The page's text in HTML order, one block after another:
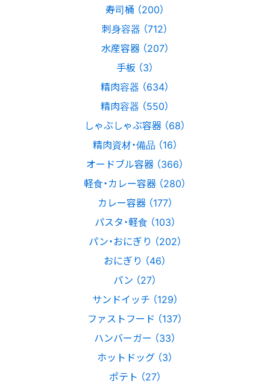
寿司桶 （200）
刺身容器 （712）
水産容器 （207）
手板 （3）
精肉容器 （634）
精肉容器 （550）
しゃぶしゃぶ容器 （68）
精肉資材・備品 （16）
オードブル容器 （366）
軽食・カレー容器 （280）
カレー容器 （177）
パスタ・軽食 （103）
パン・おにぎり （202）
おにぎり （46）
パン （27）
サンドイッチ （129）
ファストフード （137）
ハンバーガー （33）
ホットドッグ （3）
ポテト （27）